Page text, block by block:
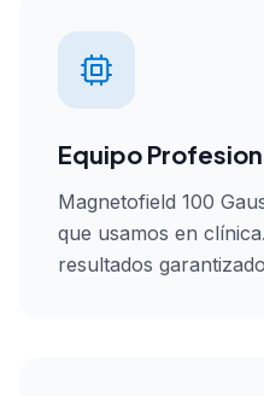
Equipo
Magnetofield 100
que usamos en
resultados